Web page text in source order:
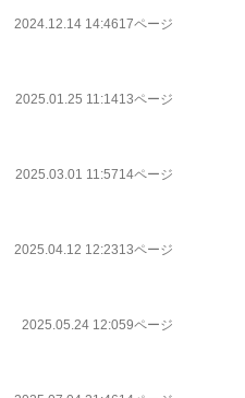
2024.12.14 14:4617ページ
2025.01.25 11:1413ページ
2025.03.01 11:5714ページ
2025.04.12 12:2313ページ
2025.05.24 12:059ページ